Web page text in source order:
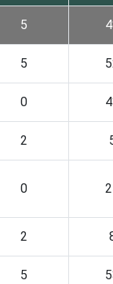
5
5
0
2
0
2
5